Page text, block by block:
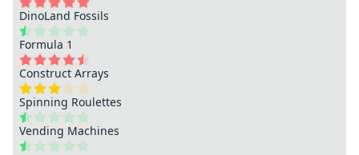
DinoLand Fossils
Formula 1
Construct Arrays
Spinning Roulettes
Vending Machines